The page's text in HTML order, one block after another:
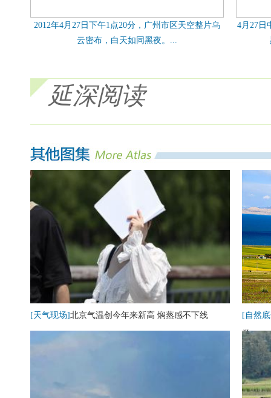
2012年4月27日下午1点20分，广州市区天空整片乌
云密布，白天如同黑夜。...
4月27日
延深阅读
[天气现场]北京气温创今年来新高 焖蒸感不下线
[自然
卷